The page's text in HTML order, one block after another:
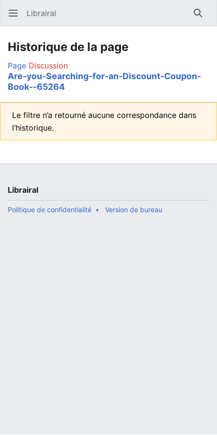
Ouvrir le menu principal Librairal
Historique de la page
Page Discussion
Are-you-Searching-for-an-Discount-Coupon-
Book--65264
Le filtre n’a retourné aucune correspondance dans
l’historique.
Librairal
Politique de confidentialité Version de bureau